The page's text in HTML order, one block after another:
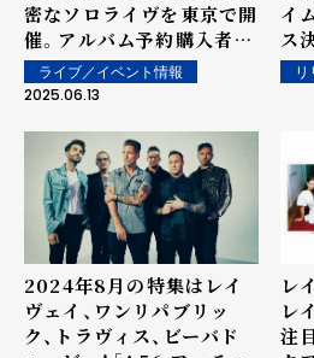
密なソロライヴを東京で開
催。アルバム予約購入者に
はスペシャル価格
￥3,900（税込）にてチケ
ライブ／イベント情報
2025.06.13
イ
ス
ラリ
2024年8月の特集はレイ
ヴェイ、ワンリパブリッ
ク、トラヴィス、ビーバド
レ
レ
注